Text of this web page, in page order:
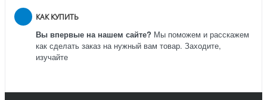
КАК КУПИТЬ
Вы впервые на нашем сайте? Мы поможем и расскажем
как сделать заказ на нужный вам товар. Заходите,
изучайте